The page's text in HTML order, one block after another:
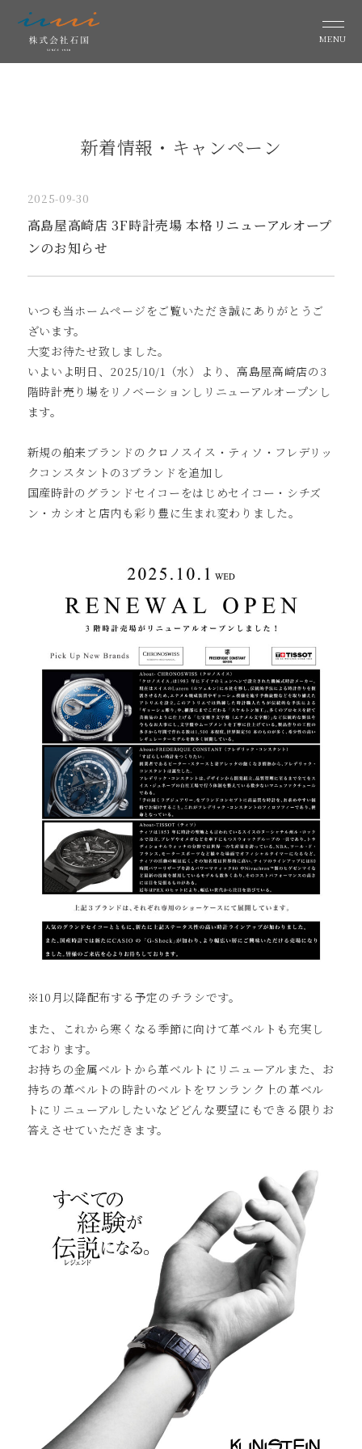
MENU
新着情報・キャンペーン
2025-09-30
高島屋高崎店 3F時計売場 本格リニューアルオープ
ンのお知らせ
いつも当ホームページをご覧いただき誠にありがとうご
ざいます。
大変お待たせ致しました。
いよいよ明日、2025/10/1（水）より、高島屋高崎店の3
階時計売り場をリノベーションしリニューアルオープンし
ます。
新規の舶来ブランドのクロノスイス・ティソ・フレデリッ
クコンスタントの3ブランドを追加し
国産時計のグランドセイコーをはじめセイコー・シチズ
ン・カシオと店内も彩り豊に生まれ変わりました。
※10月以降配布する予定のチラシです。
また、これから寒くなる季節に向けて革ベルトも充実し
ております。
お持ちの金属ベルトから革ベルトにリニューアルまた、お
持ちの革ベルトの時計のベルトをワンランク上の革ベル
トにリニューアルしたいなどどんな要望にもできる限りお
答えさせていただきます。